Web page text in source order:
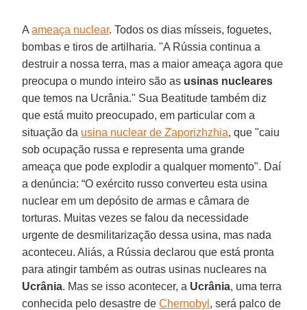
Aameaça nuclear. Todos os dias mísseis, foguetes,
bombas e tiros de artilharia. "A Rússia continua a
destruir a nossa terra, mas a maior ameaça agora que
preocupa o mundo inteiro são as usinas nucleares
que temos na Ucrânia." Sua Beatitude também diz
que está muito preocupado, em particular com a
situação da usina nuclear de Zaporizhzhia, que "caiu
sob ocupação russa e representa uma grande
ameaça que pode explodir a qualquer momento". Daí
a denúncia: “O exército russo converteu esta usina
nuclear em um depósito de armas e câmara de
torturas. Muitas vezes se falou da necessidade
urgente de desmilitarização dessa usina, mas nada
aconteceu. Aliás, a Rússia declarou que está pronta
para atingir também as outras usinas nucleares na
Ucrânia. Mas se isso acontecer, a Ucrânia, uma terra
conhecida pelo desastre deChernobyl , será palco de